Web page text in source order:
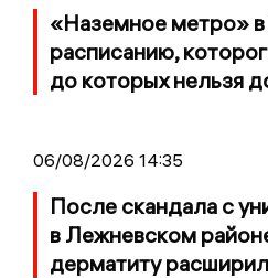
«Наземное метро»
расписанию,
до которых нельзя
06/08/2026 14:35
После скандала с
в Лежневском
дерматиту